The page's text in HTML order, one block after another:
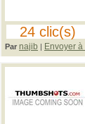
24 clic(s)
Par najib | Envoyer